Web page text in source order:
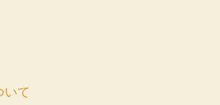
いて